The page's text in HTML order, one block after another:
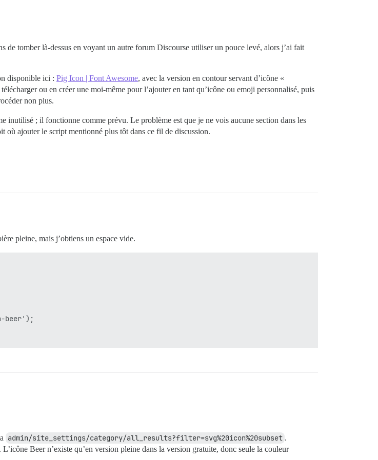
de tomber là-dessus en voyant un autre forum Discourse utiliser un pouce levé, alors j’ai fait
disponible ici : Pig Icon | Font Awesome, avec la version en contour servant d’icône «
ou en créer une moi-même pour l’ajouter en tant qu’icône ou emoji personnalisé, puis
non plus.
inutilisé ; il fonctionne comme prévu. Le problème est que je ne vois aucune section dans les
où ajouter le script mentionné plus tôt dans ce fil de discussion.
pleine, mais j’obtiens un espace vide.
'fa-beer');
admin/site_settings/category/all_results?filter=svg%20icon%20subset .
L’icône Beer n’existe qu’en version pleine dans la version gratuite, donc seule la couleur